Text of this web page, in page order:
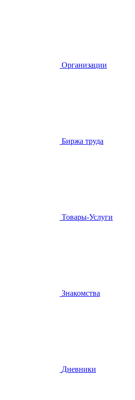
Организации
Биржа труда
Товары-Услуги
Знакомства
Дневники